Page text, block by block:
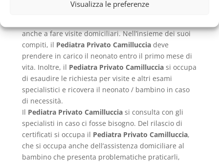
Visualizza le preferenze
Pediatra Privato Camilluccia
anche a fare visite domiciliari. Nell’insieme dei suoi
compiti, il Pediatra Privato Camillucciadeve
prendere in carico il neonato entro il primo mese di
vita. Inoltre, il Pediatra Privato Camillucciasi occupa
di esaudire le richiesta per visite e altri esami
specialistici e ricovera il neonato / bambino in caso
di necessità.
Il Pediatra Privato Camillucciasi consulta con gli
specialisti in caso ci fosse bisogno. Del rilascio di
certificati si occupa il Pediatra Privato Camilluccia,
che si occupa anche dell’assistenza domiciliare al
bambino che presenta problematiche praticarli,